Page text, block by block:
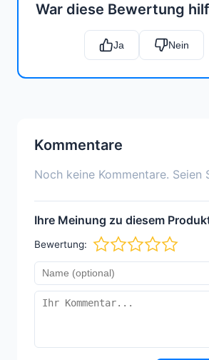
War diese Bewertung
Ja Nein
Kommentare
Noch keine Kommentare. Seien
Ihre Meinung zu diesem
Bewertung: